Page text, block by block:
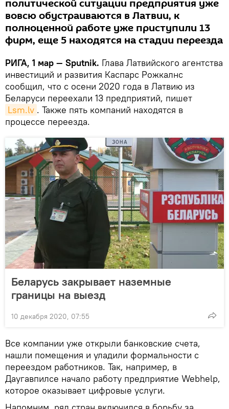
политической ситуации предприятия уже
вовсю обустраиваются в Латвии, к
полноценной работе уже приступили 13
фирм, еще 5 находятся на стадии переезда
РИГА, 1 мар — Sputnik. Глава Латвийского агентства
инвестиций и развития Каспарс Рожкалнс
сообщил, что с осени 2020 года в Латвию из
Беларуси переехали 13 предприятий, пишет
Lsm.lv . Также пять компаний находятся в
процессе переезда.
Беларусь закрывает наземные
границы на выезд
10 декабря 2020, 07:55
Все компании уже открыли банковские счета,
нашли помещения и уладили формальности с
переездом работников. Так, например, в
Даугавпилсе начало работу предприятие Webhelp,
которое оказывает цифровые услуги.